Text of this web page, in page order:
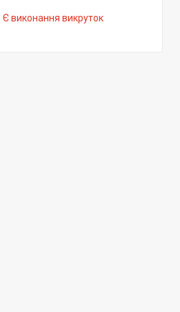
Є виконання викруток